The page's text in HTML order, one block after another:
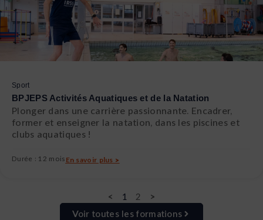
Sport
BPJEPS Activités Aquatiques et de la Natation
Plonger dans une carrière passionnante. Encadrer,
former et enseigner la natation, dans les piscines et
clubs aquatiques !
Durée : 12 mois En savoir plus >
< 1 2
>
Voir toutes les formations